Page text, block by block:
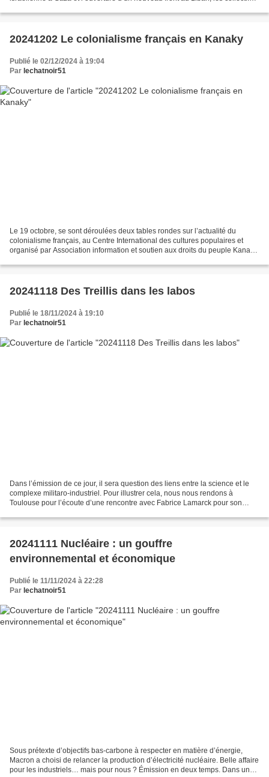
20241202 Le colonialisme français en Kanaky
Publié le 02/12/2024 à 19:04
Par lechatnoir51
Le 19 octobre, se sont déroulées deux tables rondes sur l’actualité du
colonialisme français, au Centre International des cultures populaires et
organisé par Association information et soutien aux droits du peuple Kanak.
20241118 Des Treillis dans les labos
Publié le 18/11/2024 à 19:10
Par lechatnoir51
Dans l’émission de ce jour, il sera question des liens entre la science et le
complexe militaro-industriel. Pour illustrer cela, nous nous rendons à
Toulouse pour l’écoute d’une rencontre avec Fabrice Lamarck pour son
20241111 Nucléaire : un gouffre
environnemental et économique
Publié le 11/11/2024 à 22:28
Par lechatnoir51
Sous prétexte d’objectifs bas-carbone à respecter en matière d’énergie,
Macron a choisi de relancer la production d’électricité nucléaire. Belle affaire
pour les industriels… mais pour nous ? Émission en deux temps. Dans un